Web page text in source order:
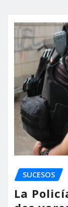
SUCESOS
La